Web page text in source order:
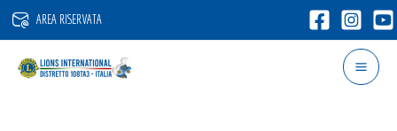
Vai
contenuto
AREA RISERVATA